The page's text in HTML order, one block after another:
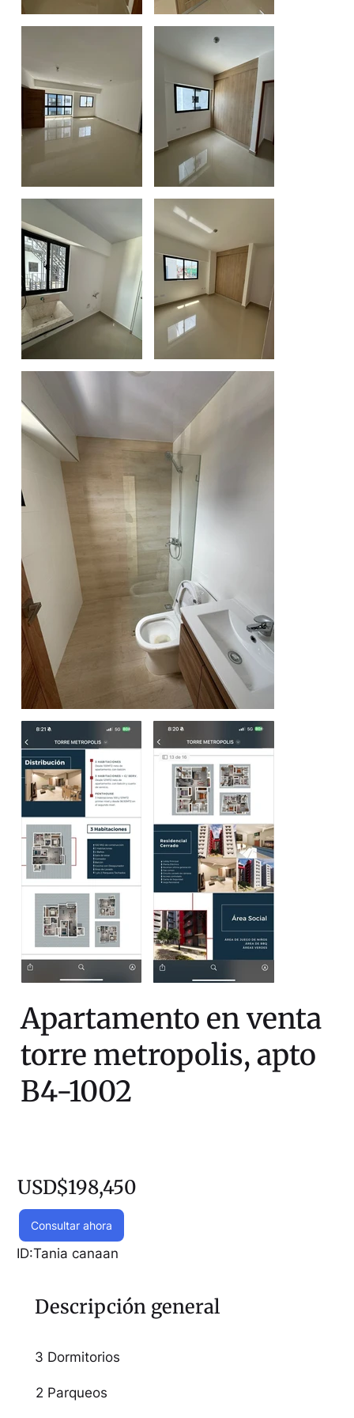
Apartamento en venta
torre metropolis, apto
B4-1002
Consultar ahora
USD$198,450
ID:Tania canaan
Descripción general
3 Dormitorios
2 Parqueos